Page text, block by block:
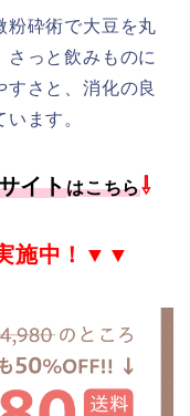
粉砕術で大豆を丸
さっと飲みものに
さと、消化の良
ます。
イトはこちら⇩
施中！▼▼